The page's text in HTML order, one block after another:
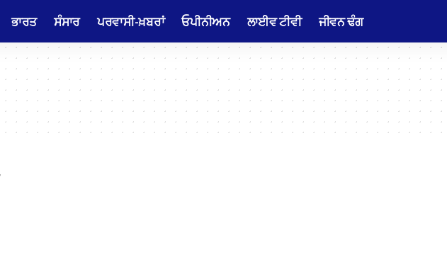
ਭਾਰਤ ਸੰਸਾਰ ਪਰਵਾਸੀ-ਖ਼ਬਰਾਂ ਓਪੀਨੀਅਨ ਲਾਈਵ ਟੀਵੀ ਜੀਵਨ ਢੰਗ